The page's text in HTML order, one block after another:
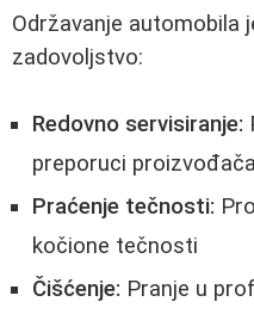
Održavanje automobila
zadovoljstvo:
Redovno servisiranje:
preporuci proizvođača
Praćenje tečnosti:
kočione tečnosti
Čišćenje: Pranje u